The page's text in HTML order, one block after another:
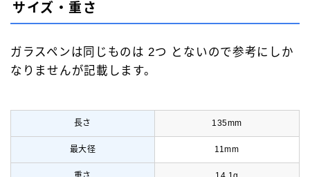
サイズ・重さ
ガラスペンは同じものは 2つ とないので参考にしか
なりませんが記載します。
長さ 135mm
最大径 11mm